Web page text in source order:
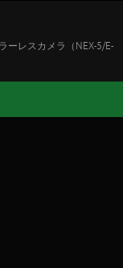
ーレスカメラ（NEX-5/E-